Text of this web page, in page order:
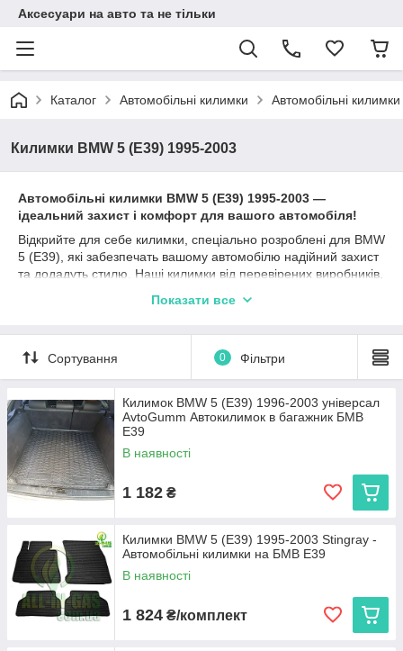
Аксесуари на авто та не тільки
Каталог Автомобільні килимки Автомобільні
Килимки BMW 5 (E39) 1995-2003
Автомобільні килимки BMW 5 (E39) 1995-2003 —
ідеальний захист і комфорт для вашого автомобіля!
Відкрийте для себе килимки, спеціально розроблені для BMW
5 (E39), які забезпечать вашому автомобілю надійний захист
та додадуть стилю. Наші килимки від перевірених виробників,
для БМВ 5 Е39 та гарантують довготривалу експлуатацію.
Матеріали, такі як каучук, поліуретан та гума, забезпечують
відмінні захисні характеристики, а різноманітність типів
бортиків (2,5 см, 4 см, євроборт) дозволяє вибрати найбільш
підходящий варіант залежно від ваших уподобань та умов
експлуатації. Ми пропонуємо:
Cargumm з євробортом— відмінний захист для
салону, легкість у догляді та висока зносостійкість.
Avto gumm з бортиком 2,5 см
від бруду та вологи для салону та багажника, що
витримує будь-які погодні умови.
довговічності та 3D коврики з високим бортиком 3,5 см
для максимальної захисту і преміального вигляду.
Кожен виріб виготовляється в Україні, що гарантує високу
якість та доступну ціну.
Виберіть автокиликми, які ідеально підходять вашому BMW 5
Показати все
Сортування 0 Фільтри
Килимок BMW 5 (E39) 1996-2003 універсал
AvtoGumm Автокилимок в багажник БМВ
Е39
В наявності
1 182 ₴
Килимки BMW 5 (E39) 1995-2003 Stingray -
Автомобільні килимки на БМВ Е39
В наявності
1 824 ₴/комплект